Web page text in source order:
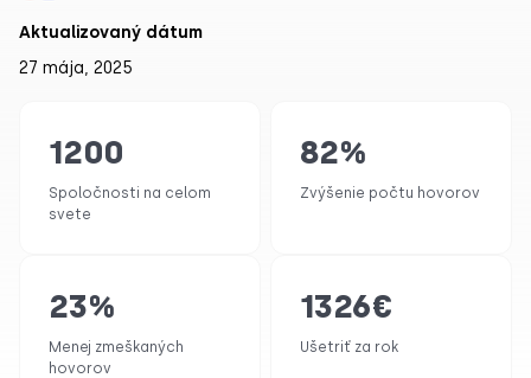
Aktualizovaný dátum
27 mája, 2025
1200
Spoločnosti na celom
svete
82%
Zvýšenie počtu hovorov
23%
Menej zmeškaných
hovorov
1326€
Ušetriť za rok